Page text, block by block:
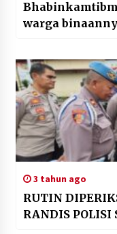
warga
3 tahun ago
RUTIN
RANDIS POLISI